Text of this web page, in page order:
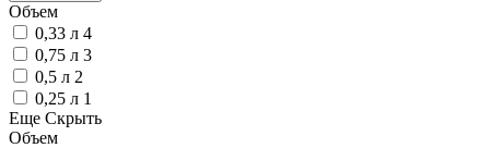
Объем
0,33 л 4
0,75 л 3
0,5 л 2
0,25 л 1
Еще Скрыть
Объем